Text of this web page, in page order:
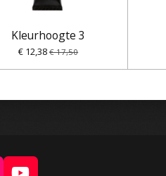
Kleurhoogte 3
€ 12,38 € 17,50